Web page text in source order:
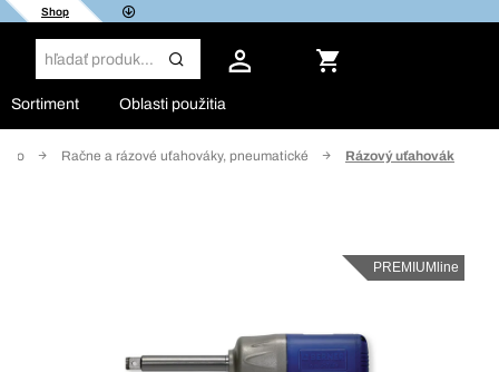
Shop
Sortiment Oblasti použitia
Račne a rázové uťahováky, pneumatické Rázový uťahovák
PREMIUMline